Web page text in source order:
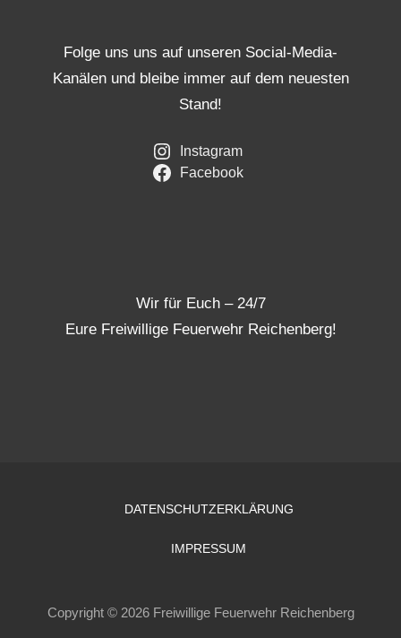
Folge uns uns auf unseren Social-Media-
Kanälen und bleibe immer auf dem neuesten
Stand!
Instagram
Facebook
Wir für Euch – 24/7
Eure Freiwillige Feuerwehr Reichenberg!
DATENSCHUTZERKLÄRUNG
IMPRESSUM
Copyright © 2026 Freiwillige Feuerwehr Reichenberg